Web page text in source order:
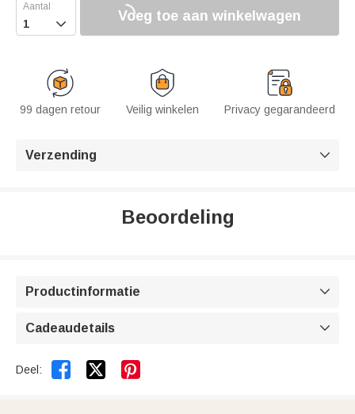
 Voeg toe aan winkelwagen
99 dagen retour Veilig winkelen Privacy gegarandeerd
Verzending 
Beoordeling
Productinformatie 
Cadeaudetails 
Deel:  